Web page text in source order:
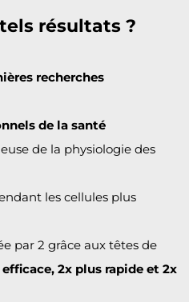
résultats ?
recherches
de la santé
de la physiologie des
les cellules plus
par 2 grâce aux têtes de
2x plus rapide et 2x